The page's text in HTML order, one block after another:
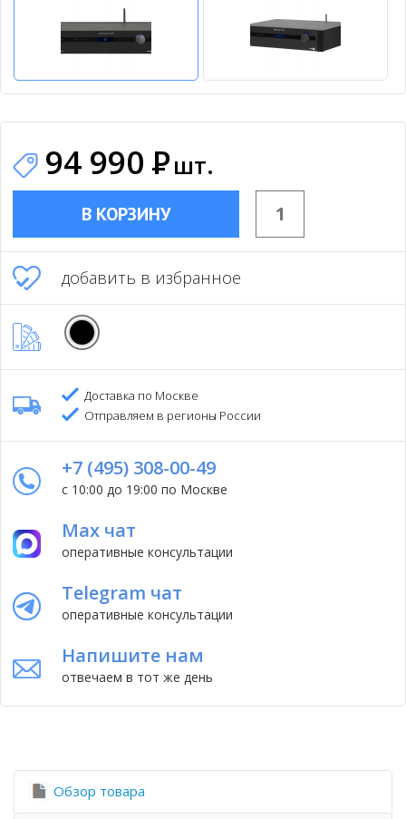
94 990 Ршт.
В КОРЗИНУ
добавить в избранное
Доставка по Москве
Отправляем в регионы России
+7 (495) 308-00-49
с 10:00 до 19:00 по Москве
Max чат
оперативные консультации
Telegram чат
оперативные консультации
Напишите нам
отвечаем в тот же день
Обзор товара